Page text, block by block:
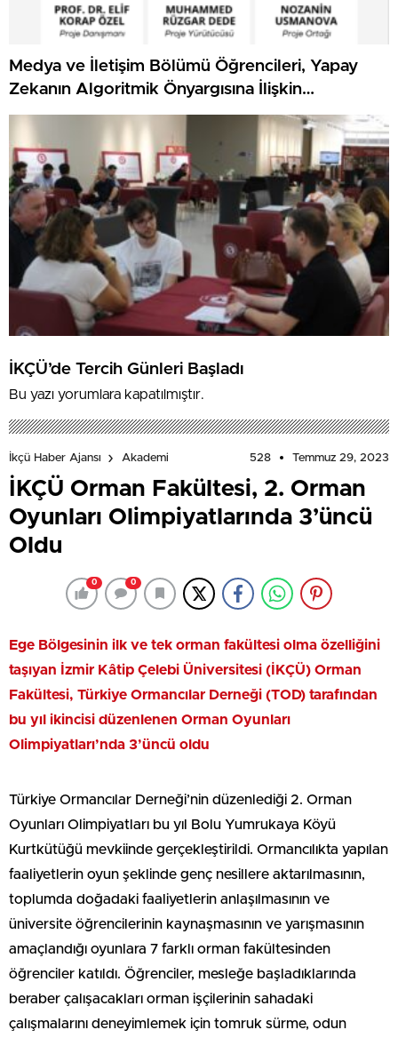
Medya ve İletişim Bölümü Öğrencileri, Yapay
Zekanın Algoritmik Önyargısına İlişkin
Farkındalık Düzeylerini Araştıracak
İKÇÜ’de Tercih Günleri Başladı
Bu yazı yorumlara kapatılmıştır.
İkçü Haber Ajansı Akademi 528 Temmuz 29, 2023
İKÇÜ Orman Fakültesi, 2. Orman
Oyunları Olimpiyatlarında 3’üncü
Oldu
0 0
Ege Bölgesinin ilk ve tek orman fakültesi olma özelliğini
taşıyan İzmir Kâtip Çelebi Üniversitesi (İKÇÜ) Orman
Fakültesi, Türkiye Ormancılar Derneği (TOD) tarafından
bu yıl ikincisi düzenlenen Orman Oyunları
Olimpiyatları’nda 3’üncü oldu
Türkiye Ormancılar Derneği’nin düzenlediği 2. Orman
Oyunları Olimpiyatları bu yıl Bolu Yumrukaya Köyü
Kurtkütüğü mevkiinde gerçekleştirildi. Ormancılıkta yapılan
faaliyetlerin oyun şeklinde genç nesillere aktarılmasının,
toplumda doğadaki faaliyetlerin anlaşılmasının ve
üniversite öğrencilerinin kaynaşmasının ve yarışmasının
amaçlandığı oyunlara 7 farklı orman fakültesinden
öğrenciler katıldı. Öğrenciler, mesleğe başladıklarında
beraber çalışacakları orman işçilerinin sahadaki
çalışmalarını deneyimlemek için tomruk sürme, odun